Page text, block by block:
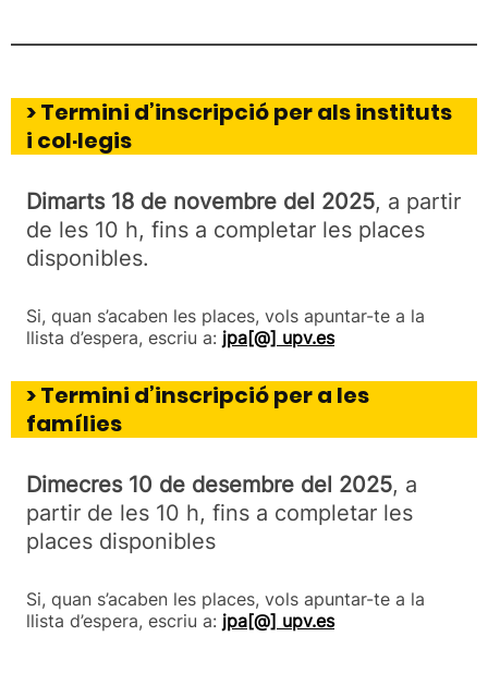
> Termini d’inscripció per als instituts
i col·legis
Dimarts 18 de novembre del 2025, a partir
de les 10 h, fins a completar les places
disponibles.
Si, quan s’acaben les places, vols apuntar-te a la
llista d’espera, escriu a: jpa[@] upv.es
> Termini d’inscripció per a les
famílies
Dimecres 10 de desembre del 2025, a
partir de les 10 h, fins a completar les
places disponibles
Si, quan s’acaben les places, vols apuntar-te a la
llista d’espera, escriu a: jpa[@] upv.es